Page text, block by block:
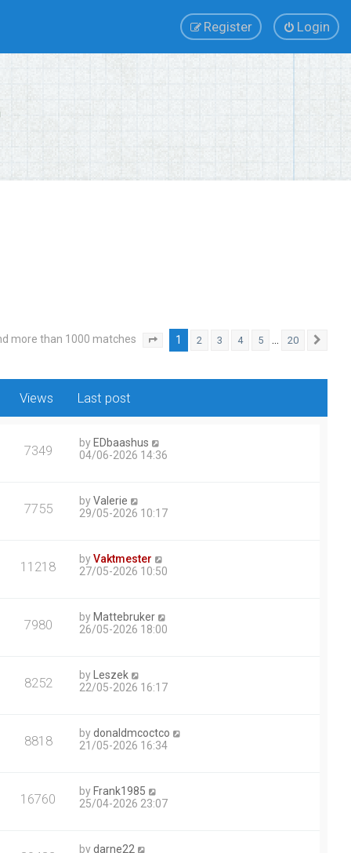
Login
Register
more than 1000 matches Page of
1 2 3 4 5 … 20
Views Last post
7349 by EDbaashus
04/06-2026 14:36
7755 byValerie
29/05-2026 10:17
11218 byVaktmester
27/05-2026 10:50
7980 by Mattebruker
26/05-2026 18:00
8252 by
Leszek
22/05-2026 16:17
8818 bydonaldmcoctco
21/05-2026 16:34
16760 by Frank1985
25/04-2026 23:07
bydarne22